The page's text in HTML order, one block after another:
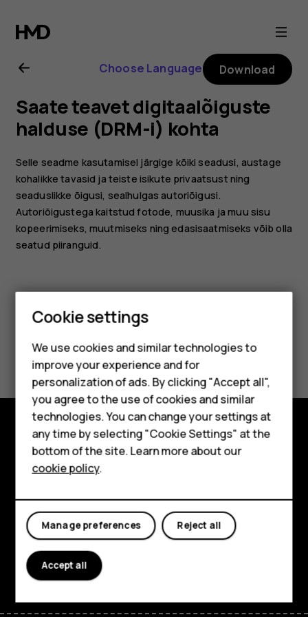
Nokia
105
4G
(2023)
user
guide
Smartphones
Feature phones
Phones for kids
Accessories
HMD Terra M
For business
Tablets
Choose Language Download
Saate teavet digitaalõiguste
halduse (DRM-i) kohta
Selle seadme kasutamisel järgige kõiki seadusi, austage
kohalikke tavasid ja teiste isikute privaatsust ning
seaduslikke õigusi, sealhulgas autoriõigusi.
Autoriõigustega kaitstud fotode, muusika ja muu sisu
kopeerimiseks, muutmiseks ning edasisaatmiseks võib olla
seatud piiranguid.
Did you find this helpful?
Yes No
Explore
About
Planet and people
Support
FacebookInstagram
Tiktok
Cookie settings
We use cookies and similar technologies to
improve your experience and for
personalization of ads. By clicking "Accept all",
you agree to the use of cookies and similar
technologies. You can change your settings at
any time by selecting "Cookie Settings" at the
bottom of the site. Learn more about our
cookie policy.
Reject all
Manage preferences
Accept all